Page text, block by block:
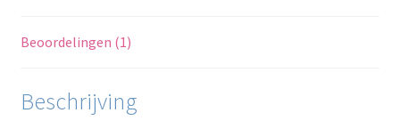
Beoordelingen (1)
Beschrijving